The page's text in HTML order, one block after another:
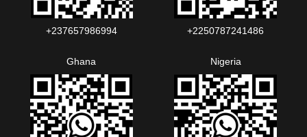
+237657986994‬‬ +2250787241486‬‬
Ghana Nigeria